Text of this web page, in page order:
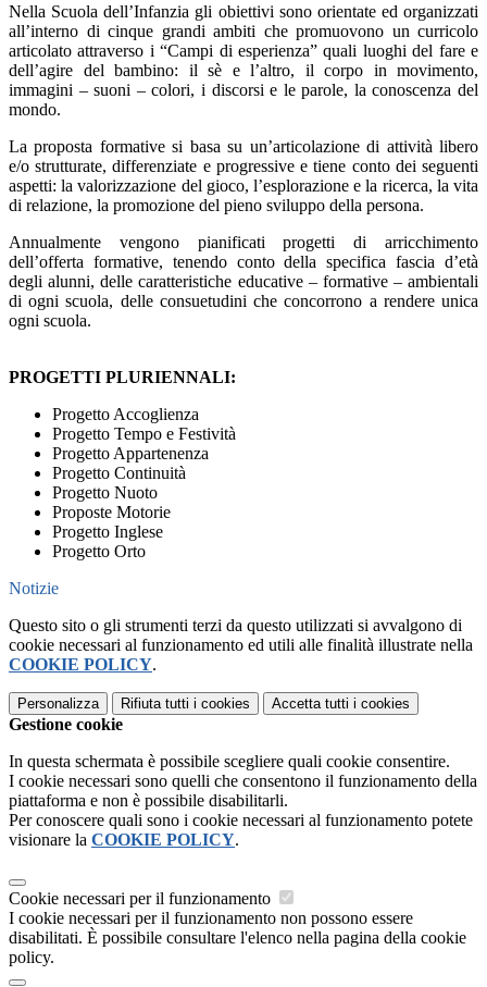
Nella Scuola dell’Infanzia gli obiettivi sono orientate ed organizzati
all’interno di cinque grandi ambiti che promuovono un curricolo
articolato attraverso i “Campi di esperienza” quali luoghi del fare e
dell’agire del bambino: il sè e l’altro, il corpo in movimento,
immagini – suoni – colori, i discorsi e le parole, la conoscenza del
mondo.
La proposta formative si basa su un’articolazione di attività libero
e/o strutturate, differenziate e progressive e tiene conto dei seguenti
aspetti: la valorizzazione del gioco, l’esplorazione e la ricerca, la vita
di relazione, la promozione del pieno sviluppo della persona.
Annualmente vengono pianificati progetti di arricchimento
dell’offerta formative, tenendo conto della specifica fascia d’età
degli alunni, delle caratteristiche educative – formative – ambientali
di ogni scuola, delle consuetudini che concorrono a rendere unica
ogni scuola.
PROGETTI PLURIENNALI:
Progetto Accoglienza
Progetto Tempo e Festività
Progetto Appartenenza
Progetto Continuità
Progetto Nuoto
Proposte Motorie
Progetto Inglese
Progetto Orto
Notizie
Questo sito o gli strumenti terzi da questo utilizzati si avvalgono di
cookie necessari al funzionamento ed utili alle finalità illustrate nella
COOKIE POLICY.
Personalizza Rifiuta tutti i cookies Accetta tutti i cookies
Gestione cookie
In questa schermata è possibile scegliere quali cookie consentire.
I cookie necessari sono quelli che consentono il funzionamento della
piattaforma e non è possibile disabilitarli.
Per conoscere quali sono i cookie necessari al funzionamento potete
visionare la COOKIE POLICY.
Cookie necessari per il funzionamento
I cookie necessari per il funzionamento non possono essere
disabilitati. È possibile consultare l'elenco nella pagina della cookie
policy.